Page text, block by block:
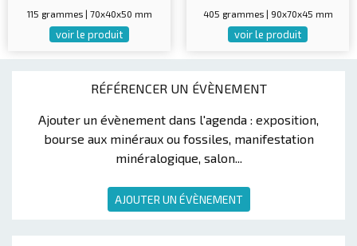
RÉFÉRENCER UN ÉVÈNEMENT
Ajouter un évènement dans l'agenda : exposition,
bourse aux minéraux ou fossiles, manifestation
minéralogique, salon...
AJOUTER UN ÉVÈNEMENT
115 grammes | 70x40x50 mm
voir le produit
405 grammes | 90x70x45 mm
voir le produit